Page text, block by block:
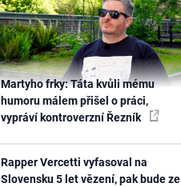
Martyho frky: Táta kvůli mému
humoru málem přišel o práci,
vypráví kontroverzní Řezník
Rapper Vercetti vyfasoval na
Slovensku 5 let vězení, pak bude ze